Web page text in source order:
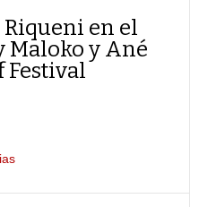
Riqueni en el
Maloko y Ané
Festival